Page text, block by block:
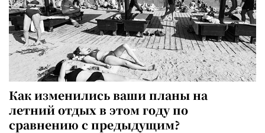
Как изменились ваши планы на
летний отдых в этом году по
сравнению с предыдущим?